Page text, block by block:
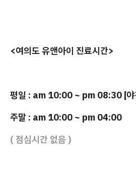
<여의도 유앤아이 진료시간>
평일 : am 10:00 ~ pm 08:30 [야
주말 : am 10:00 ~ pm 04:00
( 점심시간 없음 )